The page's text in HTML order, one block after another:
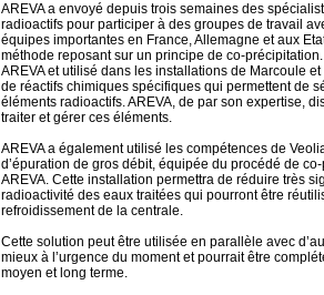
AREVA a envoyé depuis trois semaines des
radioactifs pour participer à des groupes de travail
équipes importantes en France, Allemagne et aux
méthode reposant sur un principe de co-
AREVA et utilisé dans les installations de Marcoule
de réactifs chimiques spécifiques qui permettent de
éléments radioactifs. AREVA, de par son expertise,
traiter et gérer ces éléments.
AREVA a également utilisé les compétences de
d’épuration de gros débit, équipée du procédé de
AREVA. Cette installation permettra de réduire très
radioactivité des eaux traitées qui pourront être
refroidissement de la centrale.
Cette solution peut être utilisée en parallèle avec
mieux à l’urgence du moment et pourrait être
moyen et long terme.